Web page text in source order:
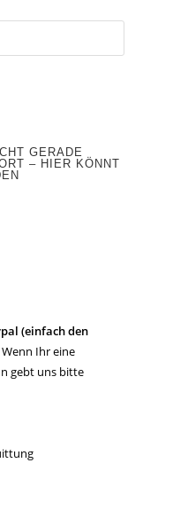
GERADE
– HIER KÖNNT
(einfach den
Wenn Ihr eine
gebt uns bitte